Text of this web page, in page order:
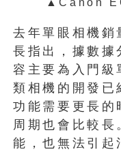
▲Canon
去年單眼相機銷
長指出，據數據
容主要為入門級
類相機的開發已
功能需要更長的
周期也會比較長
能，也無法引